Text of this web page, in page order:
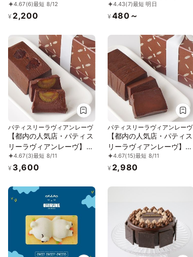
4.67(6)最短 8/12
¥ 2,200
テンフリー ～
TOROKETERU～【濃厚な
る】・・・。 アールグレ
イの爽やかな口溶け
4.43(7)最短 明日
¥ 480～
パティスリーラヴィアンレーヴ
【都内の人気店・パティス
リーラヴィアンレーヴ】テ
リーヌ・ショコラマロン
4.67(3)最短 8/11
¥ 3,600
パティスリーラヴィアンレーヴ
【都内の人気店・パティス
リーラヴィアンレーヴ】テ
リーヌショコラ
4.67(15)最短 8/11
¥ 2,980